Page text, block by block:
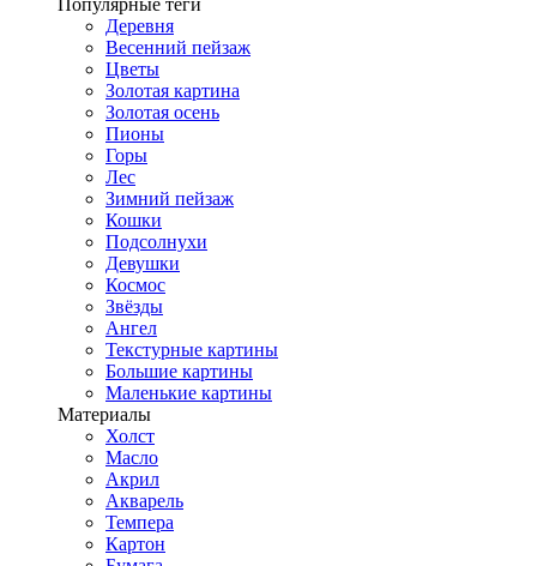
Популярные теги
Деревня
Весенний пейзаж
Цветы
Золотая картина
Золотая осень
Пионы
Горы
Лес
Зимний пейзаж
Кошки
Подсолнухи
Девушки
Космос
Звёзды
Ангел
Текстурные картины
Большие картины
Маленькие картины
Материалы
Холст
Масло
Акрил
Акварель
Темпера
Картон